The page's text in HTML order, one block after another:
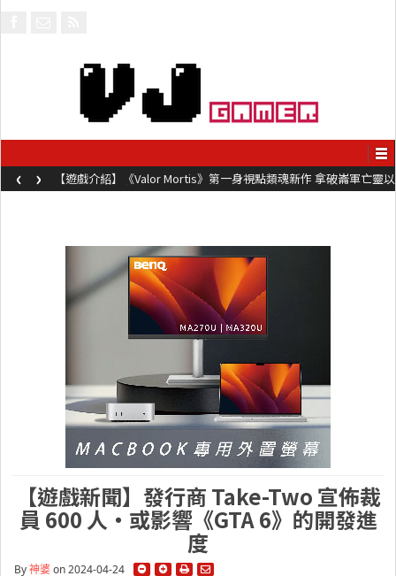
【遊戲介紹】《Valor Mortis》第一身視點類魂新作 拿破崙軍亡靈以
槍械劍與魔法殺敵
‹ ›
【遊戲新聞】發行商 Take-Two 宣佈裁
員 600 人・或影響《GTA 6》的開發進
度
By神婆on 2024-04-24